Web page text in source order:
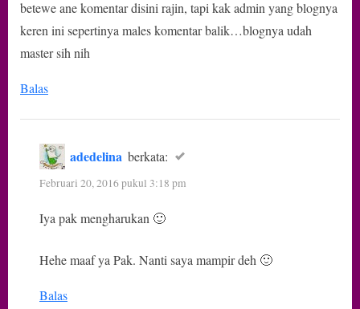
Mengharukan”
betewe ane komentar disini rajin, tapi kak admin yang blognya
keren ini sepertinya males komentar balik…blognya udah
master sih nih
Balas
adedelina berkata:
Februari 20, 2016 pukul 3:18 pm
Iya pak mengharukan 🙂
Hehe maaf ya Pak. Nanti saya mampir deh 🙂
Balas